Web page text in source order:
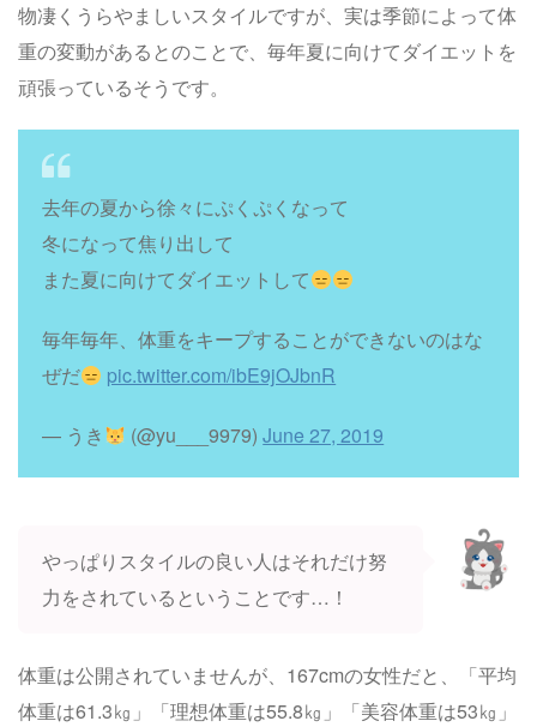
物凄くうらやましいスタイルですが、実は季節によって体
重の変動があるとのことで、毎年夏に向けてダイエットを
頑張っているそうです。
去年の夏から徐々にぷくぷくなって
冬になって焦り出して
また夏に向けてダイエットして
毎年毎年、体重をキープすることができないのはな
ぜだ
pic.twitter.com/ibE9jOJbnR
— うき (@yu___9979)June 27, 2019
やっぱりスタイルの良い人はそれだけ努
力をされているということです…！
体重は公開されていませんが、167cmの女性だと、「平均
体重は61.3㎏」「理想体重は55.8㎏」「美容体重は53㎏」